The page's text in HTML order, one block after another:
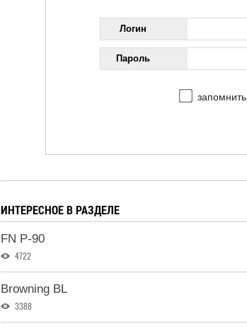
Логин
Пароль
запомнить
ИНТЕРЕСНОЕ В РАЗДЕЛЕ
FN P-90
4722
Browning BL
3388